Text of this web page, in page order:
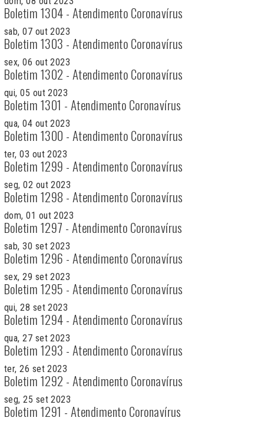
Boletim 1304 - Atendimento Coronavírus
sab, 07 out 2023
Boletim 1303 - Atendimento Coronavírus
sex, 06 out 2023
Boletim 1302 - Atendimento Coronavírus
qui, 05 out 2023
Boletim 1301 - Atendimento Coronavírus
qua, 04 out 2023
Boletim 1300 - Atendimento Coronavírus
ter, 03 out 2023
Boletim 1299 - Atendimento Coronavírus
seg, 02 out 2023
Boletim 1298 - Atendimento Coronavírus
dom, 01 out 2023
Boletim 1297 - Atendimento Coronavírus
sab, 30 set 2023
Boletim 1296 - Atendimento Coronavírus
sex, 29 set 2023
Boletim 1295 - Atendimento Coronavírus
qui, 28 set 2023
Boletim 1294 - Atendimento Coronavírus
qua, 27 set 2023
Boletim 1293 - Atendimento Coronavírus
ter, 26 set 2023
Boletim 1292 - Atendimento Coronavírus
seg, 25 set 2023
Boletim 1291 - Atendimento Coronavírus